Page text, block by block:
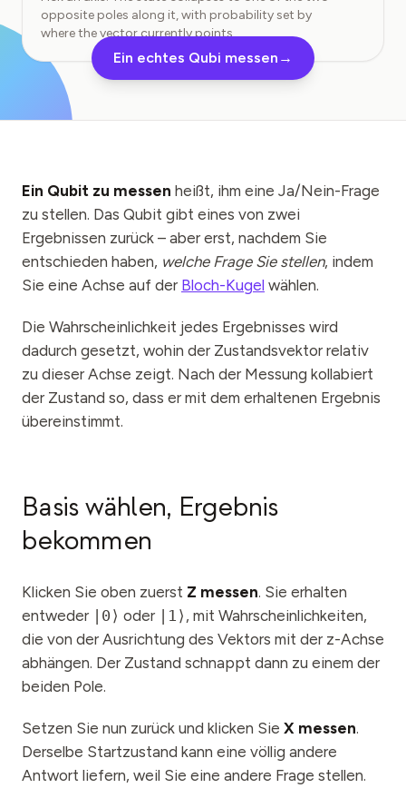
Veranstaltungen
Zeitpläne
Communities
Quantensicherheit
Unsere Geschichte
Unser Team
Unsere Mission
opposite poles along it, with probability set by
where the vector currently points.
Ein echtes Qubi messen →
Ein Qubit zu messen heißt, ihm eine Ja/Nein-Frage
zu stellen. Das Qubit gibt eines von zwei
Ergebnissen zurück – aber erst, nachdem Sie
entschieden haben, welche Frage Sie stellen, indem
Sie eine Achse auf der Bloch-Kugel wählen.
Die Wahrscheinlichkeit jedes Ergebnisses wird
dadurch gesetzt, wohin der Zustandsvektor relativ
zu dieser Achse zeigt. Nach der Messung kollabiert
der Zustand so, dass er mit dem erhaltenen Ergebnis
übereinstimmt.
Basis wählen, Ergebnis
bekommen
Klicken Sie oben zuerst Z messen. Sie erhalten
entweder
|0⟩ oder |1⟩ , mit Wahrscheinlichkeiten,
die von der Ausrichtung des Vektors mit der z-Achse
abhängen. Der Zustand schnappt dann zu einem der
beiden Pole.
Setzen Sie nun zurück und klicken Sie X messen.
Derselbe Startzustand kann eine völlig andere
Antwort liefern, weil Sie eine andere Frage stellen.